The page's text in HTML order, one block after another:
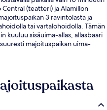
(teatteri) ja Alamillon
3 ravintolasta ja
tai vartalohoidolla. Tämän
kuuluu sisäuima-allas, allasbaari
majoituspaikan uima-